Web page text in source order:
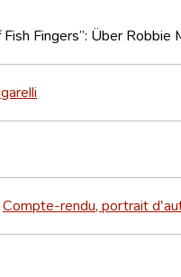
Fish Fingers”: Über
Compte-rendu, portrait